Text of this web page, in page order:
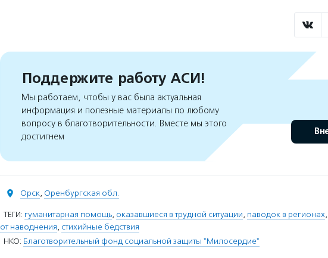
Поддержите работу АСИ!
Мы работаем, чтобы у вас была актуальная
информация и полезные материалы по любому
вопросу в благотворительности. Вместе мы этого
достигнем
Орск, Оренбургская обл.
ТЕГИ: гуманитарная помощь, оказавшиеся в трудной ситуации, паводок в регионах,
от наводнения, стихийные бедствия
НКО: Благотворительный фонд социальной защиты "Милосердие"